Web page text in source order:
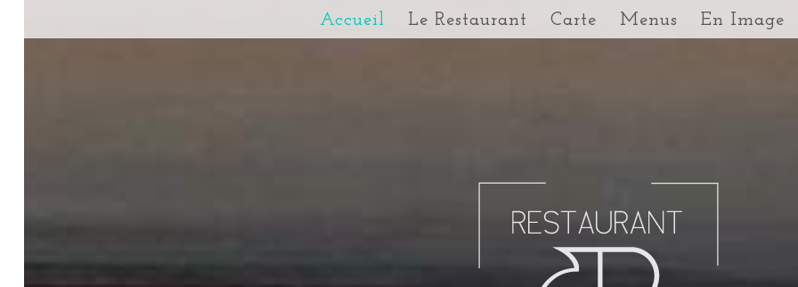
Accueil Le Restaurant Carte Menus En Image